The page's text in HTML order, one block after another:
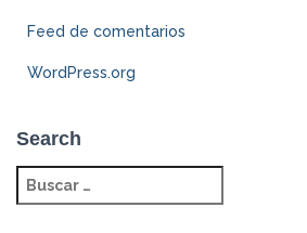
Feed de comentarios
WordPress.org
Search
u